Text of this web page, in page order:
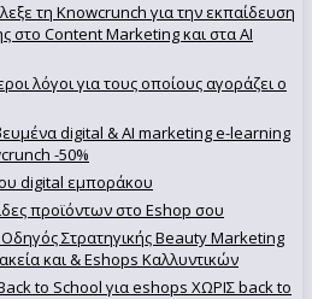
τη Knowcrunch για την εκπαίδευση
στο Content Marketing και στα AI
λόγοι για τους οποίους αγοράζει ο
digital & AI marketing e-learning
-50%
digital εμποράκου
προϊόντων στο Eshop σου
Στρατηγικής Beauty Marketing
και & Eshops Καλλυντικών
to School για eshops ΧΩΡΙΣ back to